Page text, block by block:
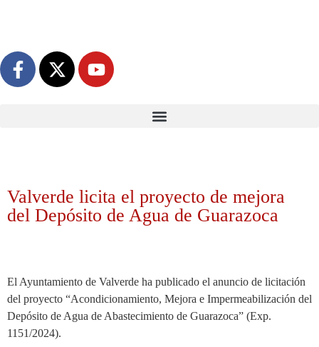
Valverde licita el proyecto de mejora
del Depósito de Agua de Guarazoca
El Ayuntamiento de Valverde ha publicado el anuncio de licitación
del proyecto “Acondicionamiento, Mejora e Impermeabilización del
Depósito de Agua de Abastecimiento de Guarazoca” (Exp.
1151/2024).